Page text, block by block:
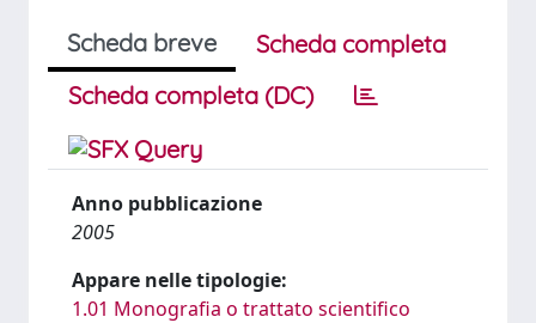
Scheda breve
Scheda completa
Scheda completa (DC)
Anno pubblicazione
2005
Appare nelle tipologie:
1.01 Monografia o trattato scientifico